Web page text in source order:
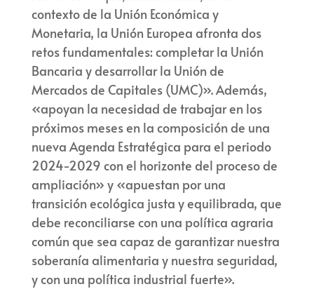
contexto de la Unión Económica y
Monetaria, la Unión Europea afronta dos
retos fundamentales: completar la Unión
Bancaria y desarrollar la Unión de
Mercados de Capitales (UMC)». Además,
«apoyan la necesidad de trabajar en los
próximos meses en la composición de una
nueva Agenda Estratégica para el periodo
2024-2029 con el horizonte del proceso de
ampliación» y «apuestan por una
transición ecológica justa y equilibrada, que
debe reconciliarse con una política agraria
común que sea capaz de garantizar nuestra
soberanía alimentaria y nuestra seguridad,
y con una política industrial fuerte».